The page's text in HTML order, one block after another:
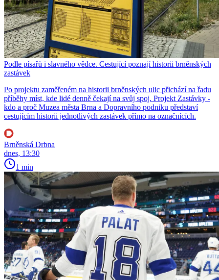
Podle písařů i slavného vědce. Cestující poznají historii brněnských
zastávek
Po projektu zaměřeném na historii brněnských ulic přichází na řadu
příběhy míst, kde lidé denně čekají na svůj spoj. Projekt Zastávky -
kdo a proč Muzea města Brna a Dopravního podniku představí
cestujícím historii jednotlivých zastávek přímo na označnících.
Brněnská Drbna
dnes, 13:30
1 min